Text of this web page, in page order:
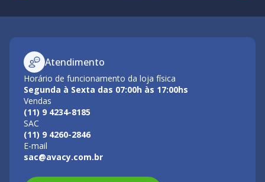
Atendimento
Horário de funcionamento da loja física
Segunda à Sexta das 07:00h às 17:00hs
Vendas
(11) 9 4234-8185
SAC
(11) 9 4260-2846
E-mail
sac@avacy.com.br